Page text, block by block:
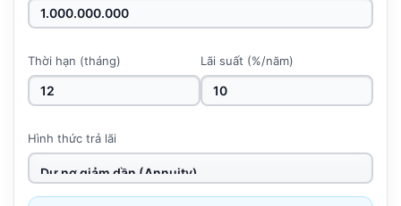
Thời hạn (tháng) Lãi suất (%/năm)
Hình thức trả lãi